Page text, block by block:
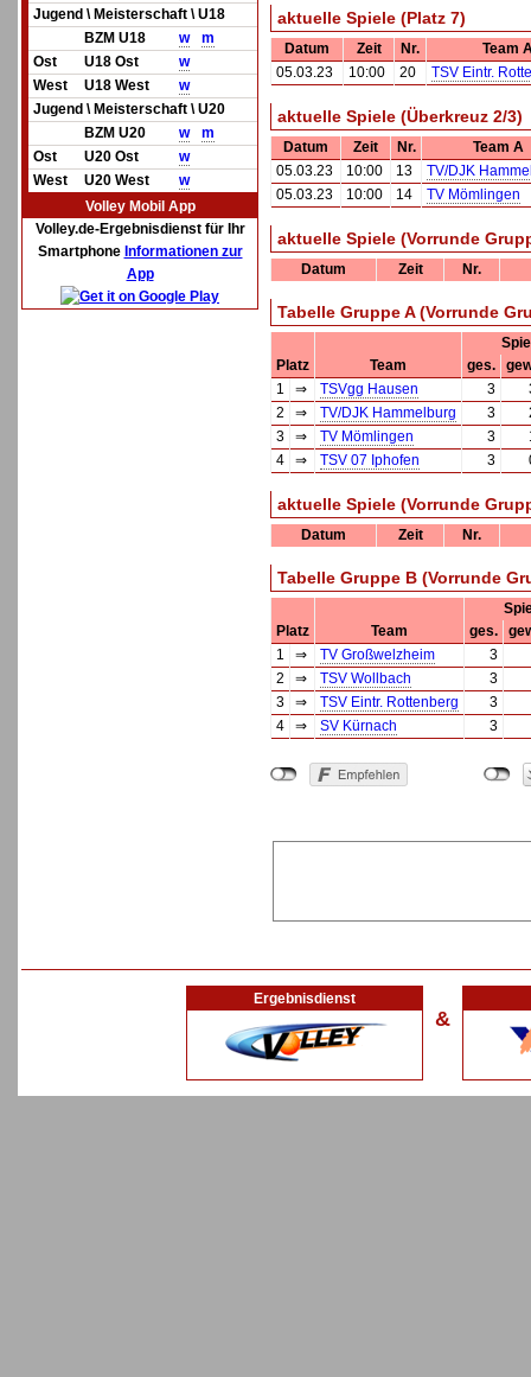
Jugend \ Meisterschaft \ U18
BZM U18
w
m
Ost
U18 Ost
w
West
U18 West
w
Jugend \ Meisterschaft \ U20
BZM U20
w
m
Ost
U20 Ost
w
West
U20 West
w
Volley Mobil App
Volley.de-Ergebnisdienst für Ihr
Smartphone Informationen zur
App
aktuelle Spiele (Platz 7)
Datum Zeit Nr.
Team
05.03.23
10:00 20 TSV Eintr.
aktuelle Spiele (Überkreuz 2/3)
Datum Zeit Nr.
Team A
05.03.23
10:00 13
TV/DJK
05.03.23
10:00 14 TV Mömlingen
aktuelle Spiele (Vorrunde
Datum Zeit Nr.
Tabelle Gruppe A (Vorrunde
Platz
Team ges.
1
⇒ TSVgg Hausen 3
2
⇒ TV/DJK Hammelburg 3
3
⇒ TV Mömlingen 3
4
⇒ TSV 07 Iphofen 3
aktuelle Spiele (Vorrunde
Datum Zeit Nr.
Tabelle Gruppe B (Vorrunde
Platz
Team ges.
1
⇒ TV Großwelzheim
3
2
⇒ TSV Wollbach
3
3
⇒ TSV Eintr. Rottenberg
3
4
⇒ SV Kürnach 3
Ergebnisdienst
&